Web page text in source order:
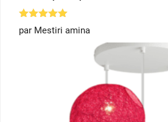
Note
sur 5
par Mestiri amina